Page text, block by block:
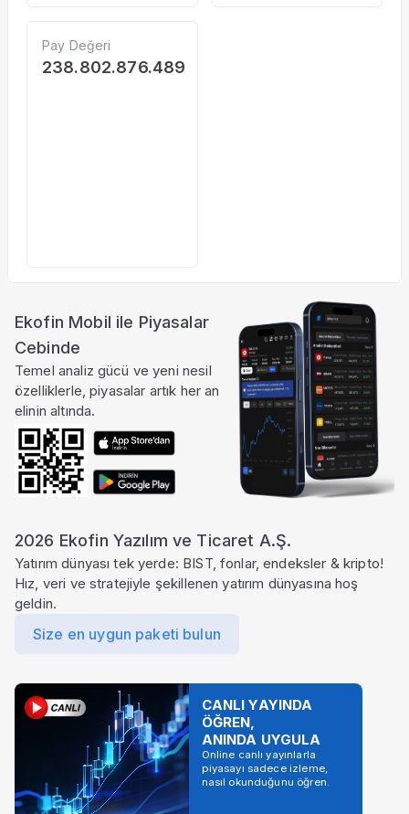
Pay Değeri
238.802.876.489
Ekofin Mobil ile Piyasalar
Cebinde
Temel analiz gücü ve yeni nesil
özelliklerle, piyasalar artık her an
elinin altında.
2026 Ekofin Yazılım ve Ticaret A.Ş.
Yatırım dünyası tek yerde: BIST, fonlar, endeksler & kripto!
Hız, veri ve stratejiyle şekillenen yatırım dünyasına hoş
geldin.
Size en uygun paketi bulun
CANLI YAYINDA
ÖĞREN,
ANINDA UYGULA
Online canlı yayınlarla
piyasayı sadece izleme,
nasıl okunduğunu öğren.